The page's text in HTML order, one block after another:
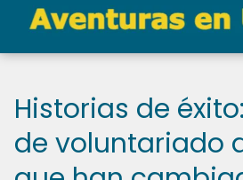
Historias de
de voluntariado